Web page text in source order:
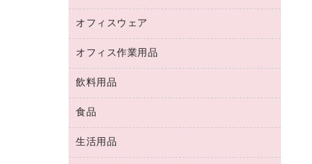
ＵＳＢハブ／ＵＳＢアクセサリー
ＯＡフィルター
ＯＡクリーナー／エアダスター
ＨＤＤ／ＳＳＤ
ディスプレイモニター
ロッカー・下駄箱
その他収納
オフィスアクセサリー
オフィスウェア
医療・介護・ワーキングウェア
ブラウス・シャツ
アウター
オフィス作業用品
養生用品
防災用備蓄食品・飲料
台車・脚立
飲料用品
緑茶飲料
茶葉・インスタント
紅茶・バラエティ飲料
食品
食品
生活用品